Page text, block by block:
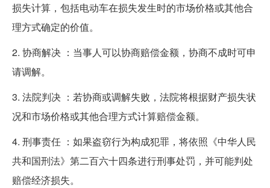
损失计算，包括电动车在损失发生时的市场价格或其他合
理方式确定的价值。
2. 协商解决 ：当事人可以协商赔偿金额，协商不成时可申
请调解。
3. 法院判决 ：若协商或调解失败，法院将根据财产损失状
况和市场价格或其他合理方式计算赔偿金额。
4. 刑事责任 ：如果盗窃行为构成犯罪，将依照《中华人民
共和国刑法》第二百六十四条进行刑事处罚，并可能判处
赔偿经济损失。